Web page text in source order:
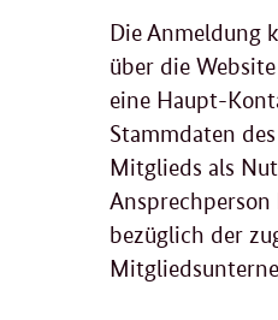
Die Anmeldung
über die Website
eine Haupt-
Stammdaten
Mitglieds als
bezüglich der